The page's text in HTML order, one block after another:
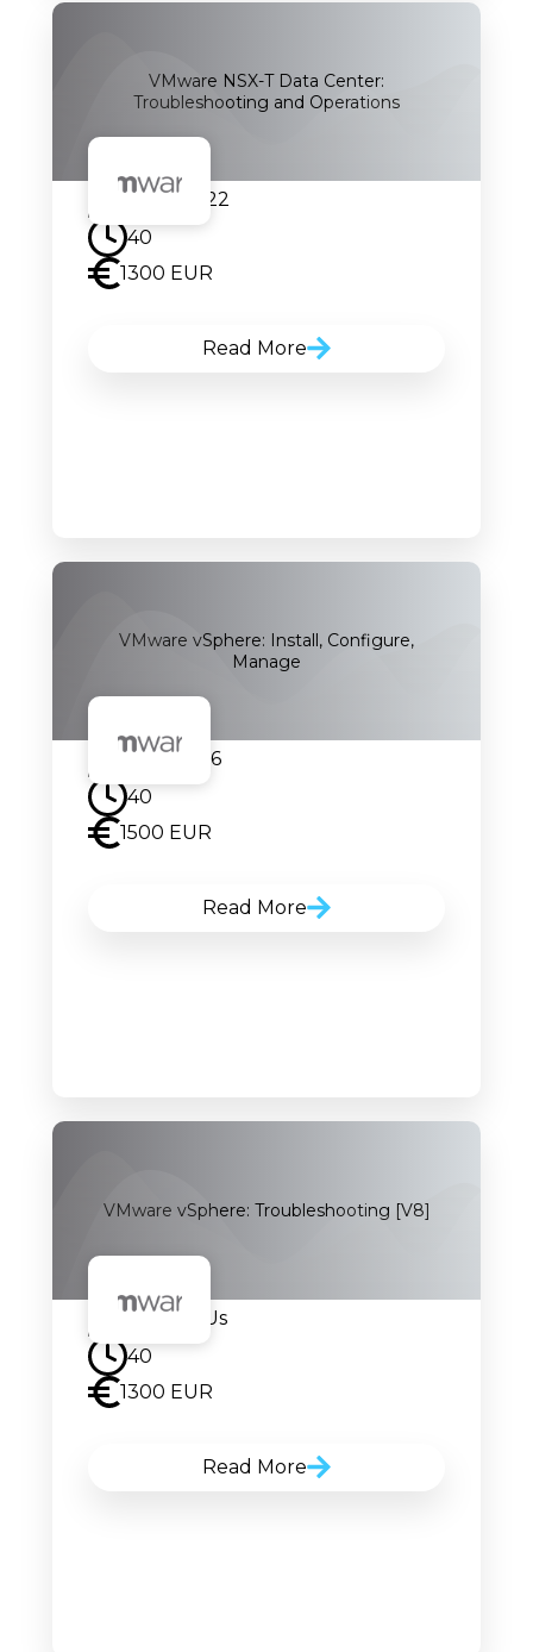
VMware NSX-T Data Center:
Troubleshooting and Operations
08.04.2022
40
1300 EUR
Read More
VMware vSphere: Install, Configure,
Manage
14.09.2026
40
1500 EUR
Read More
VMware vSphere: Troubleshooting [V8]
Contact Us
40
1300 EUR
Read More